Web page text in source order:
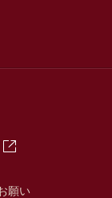
願い